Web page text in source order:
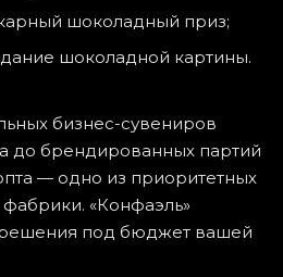
шоколадный приз;
шоколадной картины.
бизнес-сувениров
до брендированных партий
— одно из приоритетных
«Конфаэль»
решения под бюджет вашей